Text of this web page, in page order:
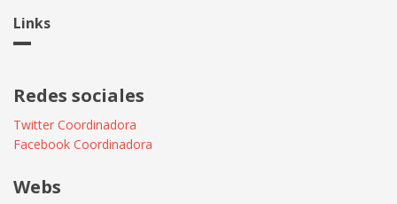
Links
Redes sociales
Twitter Coordinadora
Facebook Coordinadora
Webs